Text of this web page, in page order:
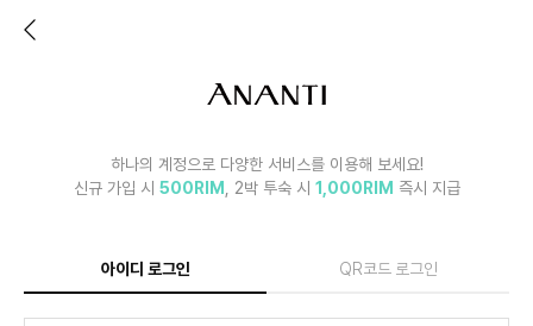
하나의 계정으로 다양한 서비스를 이용해 보세요!
신규 가입 시 500RIM , 2박 투숙 시 1,000RIM 즉시 지급
아이디 로그인 QR코드 로그인